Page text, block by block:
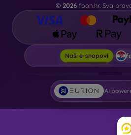
© 2026 foon.hr. Sva
Naši e-shopovi
AI